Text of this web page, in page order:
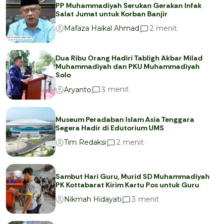
PP Muhammadiyah Serukan Gerakan Infak
Salat Jumat untuk Korban Banjir
Mafaza Haikal Ahmad
2 menit
Dua Ribu Orang Hadiri Tabligh Akbar Milad
Muhammadiyah dan PKU Muhammadiyah
Solo
Aryanto
3 menit
Museum Peradaban Islam Asia Tenggara
Segera Hadir di Edutorium UMS
Tim Redaksi
2 menit
Sambut Hari Guru, Murid SD Muhammadiyah
PK Kottabarat Kirim Kartu Pos untuk Guru
Nikmah Hidayati
3 menit